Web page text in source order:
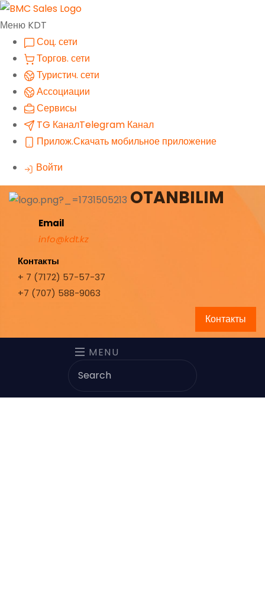
Меню KDT
Соц. сети
Торгов. сети
Туристич. сети
Ассоциации
Сервисы
TG КаналTelegram Канал
Прилож.Скачать мобильное приложение
Войти
OTANBILIM
Email
info@kdt.kz
Контакты
+ 7 (7172) 57-57-37
+7 (707) 588-9063
Контакты
MENU